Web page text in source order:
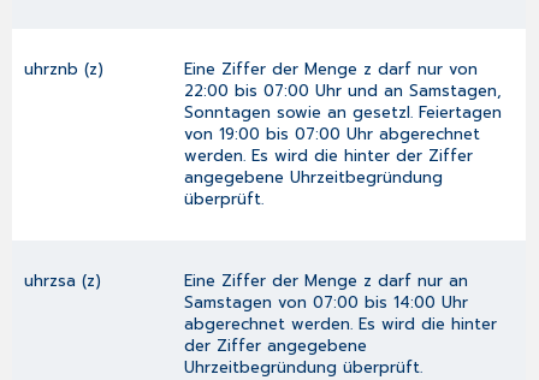
uhrznb (z)
Eine Ziffer der Menge z darf nur von
22:00 bis 07:00 Uhr und an Samstagen,
Sonntagen sowie an gesetzl. Feiertagen
von 19:00 bis 07:00 Uhr abgerechnet
werden. Es wird die hinter der Ziffer
angegebene Uhrzeitbegründung
überprüft.
uhrzsa (z)
Eine Ziffer der Menge z darf nur an
Samstagen von 07:00 bis 14:00 Uhr
abgerechnet werden. Es wird die hinter
der Ziffer angegebene
Uhrzeitbegründung überprüft.